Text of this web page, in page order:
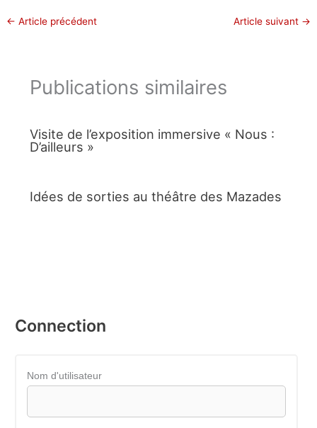
← Article précédent Article suivant →
Publications similaires
Visite de l’exposition immersive « Nous :
D’ailleurs »
Idées de sorties au théâtre des Mazades
Connection
Nom d'utilisateur